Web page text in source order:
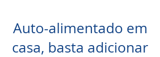
Auto-alimentado em
casa, basta adicionar